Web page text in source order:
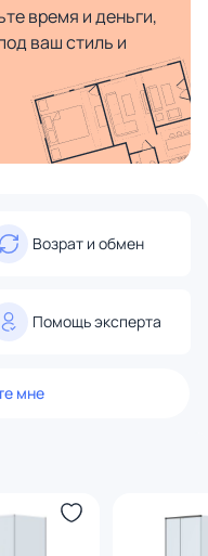
время и деньги,
ваш стиль и
Возрат и обмен
Помощь эксперта
мне